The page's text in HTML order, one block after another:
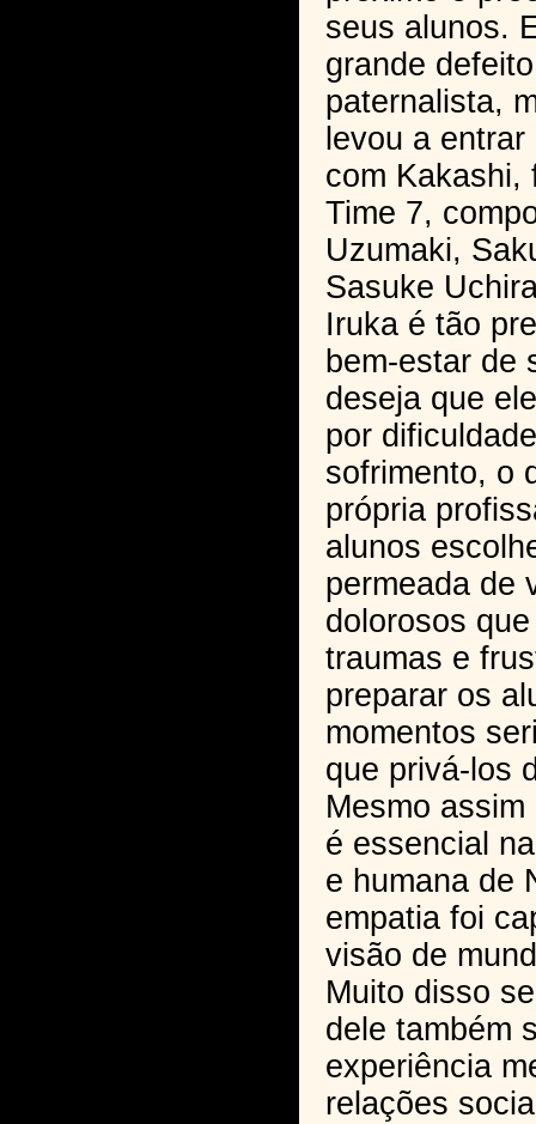
seus alunos.
grande
paternalista,
levou a
com Kakashi,
Time 7,
Uzumaki,
Sasuke
Iruka é tão
bem-estar de
deseja que
por
sofrimento, o
própria
alunos
permeada de
dolorosos
traumas e
preparar os
momentos
que privá-los
Mesmo
é essencial
e humana de
empatia foi
visão de
Muito disso
dele também
experiência
relações